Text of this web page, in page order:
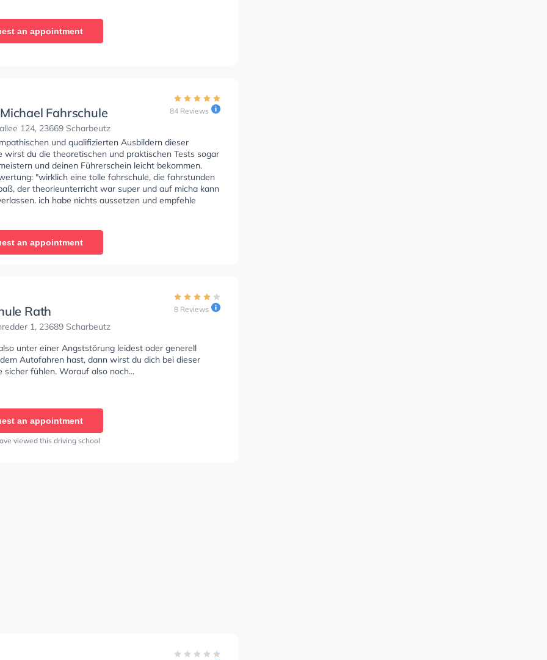
an appointment
Fahrschule
124, 23669 Scharbeutz
84 Reviews
und qualifizierten Ausbildern dieser
wirst du die theoretischen und praktischen Tests sogar
und deinen Führerschein leicht bekommen.
"wirklich eine tolle fahrschule, die fahrstunden
der theorieunterricht war super und auf micha kann
ich habe nichts aussetzen und empfehle
fahrschule bröms führerschein zu machen!!!"
an appointment
Rath
1, 23689 Scharbeutz
8 Reviews
unter einer Angststörung leidest oder generell
Autofahren hast, dann wirst du dich bei dieser
sicher fühlen. Worauf also noch...
an appointment
viewed this driving school